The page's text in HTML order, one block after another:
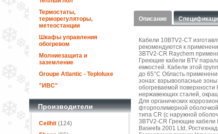
Термостаты,
терморегуляторы,
метеостанции
Шкафы управления
обогревом
Молниезащита и
заземление
Groupe Atlantic - Teploluxe
"ИВС"
Производители
Ceilhit(124)
Описание
Кабели 10BTV2-CT
рекомендуются к
3BTV2-CR Raychem
Греющие кабели BTV
емкостей. Кабели этой
до 65°С Область
зонах: взрывоопасные
обогреваемой поверхности
нержавеющих сталей,
Для органических
фторполимерной
типа CR (с наружной
3BTV2-CR Греющие кабели
Baseefa 2001 Ltd,